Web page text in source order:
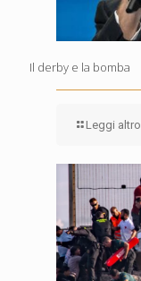
Il derby e la bomba
Leggi altro